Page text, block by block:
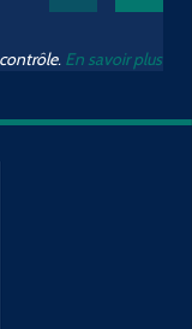
En savoir plus